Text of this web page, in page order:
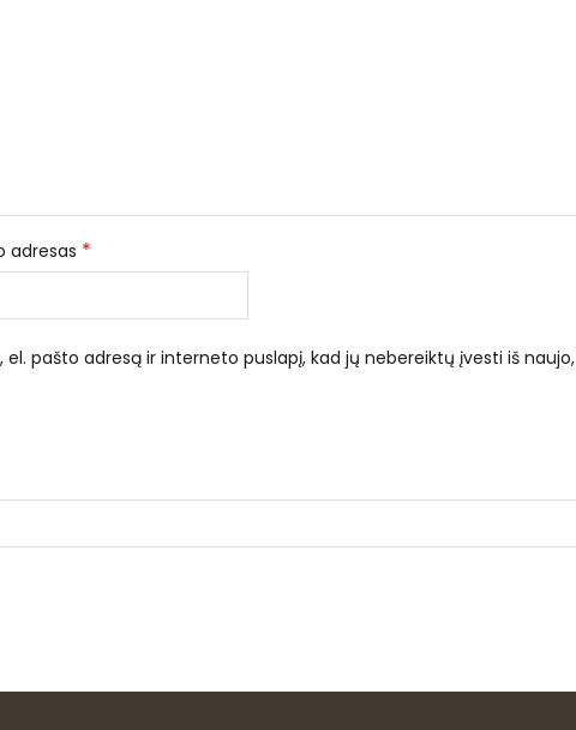
adresas *
pašto adresą ir interneto puslapį, kad jų nebereiktų įvesti iš naujo,